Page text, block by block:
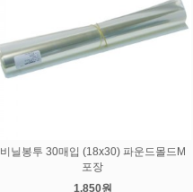
비닐봉투 30매입 (18x30) 파운드몰드M
포장
1,850원